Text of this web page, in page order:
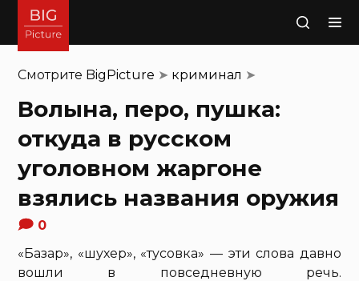
Поиск
Смотрите BigPicture ➤ криминал ➤
Волына, перо, пушка:
откуда в русском
уголовном жаргоне
взялись названия оружия
0
«Базар», «шухер», «тусовка» — эти слова давно
вошли в повседневную речь.